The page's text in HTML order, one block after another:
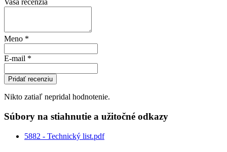
Vaša recenzia
Meno *
E-mail *
Pridať recenziu
Nikto zatiaľ nepridal hodnotenie.
Súbory na stiahnutie a užitočné odkazy
5882 - Technický list.pdf